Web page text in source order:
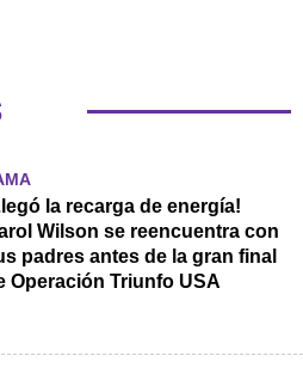
la recarga de energía!
Wilson se reencuentra con
padres antes de la gran final
Operación Triunfo USA